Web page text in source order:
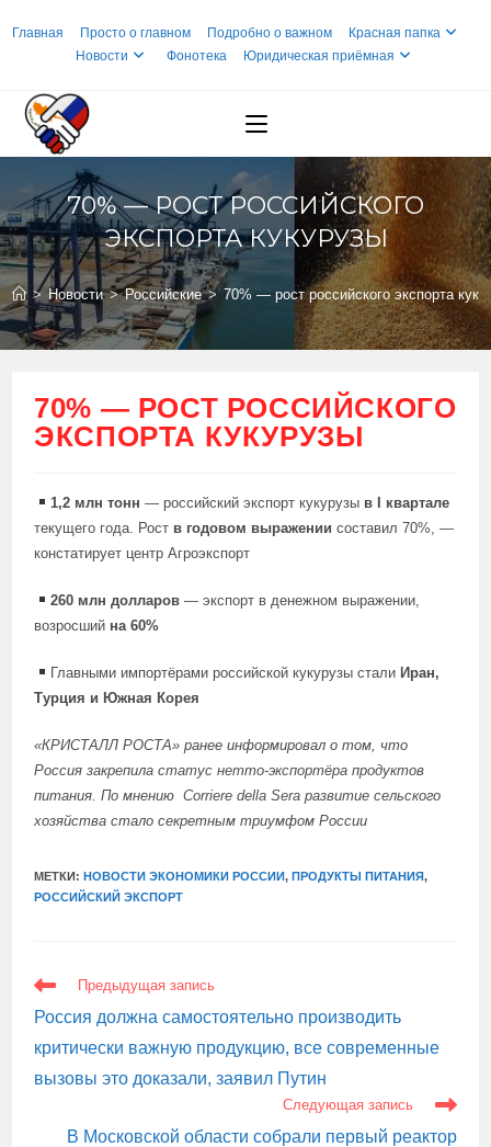
Главная Просто о главном Подробно о важном
Красная папка
Новости
Фонотека Юридическая приёмная
70% — РОСТ РОССИЙСКОГО
ЭКСПОРТА КУКУРУЗЫ
> Новости > Российские > 70% — рост российского экспорта
70% — РОСТ РОССИЙСКОГО
ЭКСПОРТА КУКУРУЗЫ
1,2 млн тонн — российский экспорт кукурузы в I квартале
текущего года. Рост в годовом выражении составил 70%, —
констатирует центр Агроэкспорт
260 млн долларов — экспорт в денежном выражении,
возросший на 60%
Главными импортёрами российской кукурузы стали Иран,
Турция и Южная Корея
«КРИСТАЛЛ РОСТА»ранее информировал о том, что
Россия закрепила статус нетто-экспортёра продуктов
питания. Помнению Corriere della Sera развитие сельского
хозяйства стало секретным триумфом России
МЕТКИ:НОВОСТИ ЭКОНОМИКИ РОССИИ, ПРОДУКТЫ ПИТАНИЯ,
РОССИЙСКИЙ ЭКСПОРТ
ЕЩЕ
СТАТЬИ
Предыдущая запись
Россия должна самостоятельно производить
критически важную продукцию, все современные
вызовы это доказали, заявил Путин
Следующая запись
В Московской области собрали первый реактор